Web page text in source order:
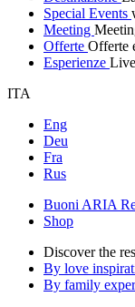
Special Events
Meeting
Offerte Offerte
Esperienze
ITA
Eng
Deu
Fra
Rus
Buoni ARIA
Shop
Discover the
By love
By family